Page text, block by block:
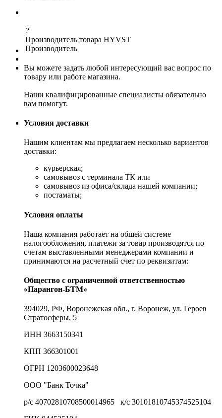
?
Производитель товара
Производитель
HYVST
Вы можете задать любой интересующий вас вопрос по
товару или работе магазина.
Наши квалифицированные специалисты обязательно
вам помогут.
Условия доставки
Нашим клиентам мы предлагаем несколько вариантов
доставки:
курьерская;
самовывоз с терминала ТК или
самовывоз из офиса/склада нашей компании;
постаматы;
Условия оплаты
Наша компания работает на общей системе
налогообложения, платежи за товар производятся по
счетам выставленными менеджерами компании и
принимаются на расчетный счет по реквизитам:
Общество с ограниченной ответственностью
«Парангон-БТМ»
394029, РФ, Воронежская обл., г. Воронеж, ул. Героев
Стратосферы, 5
ИНН 3663150341
КПП 366301001
ОГРН 1203600023648
ООО "Банк Точка"
р/с 40702810708500014965 к/с 30101810745374525104